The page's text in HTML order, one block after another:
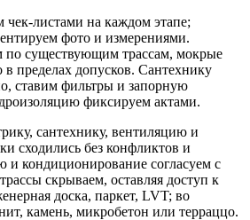
чек-листами на каждом этапе;
фото и измерениями.
по существующим трассам, мокрые
пределах допусков. Сантехнику
ставим фильтры и запорную
фиксируем актами.
сантехнику, вентиляцию и
сходились без конфликтов и
и кондиционирование согласуем с
скрываем, оставляя доступ к
доска, паркет, LVT; во
камень, микробетон или терраццо.